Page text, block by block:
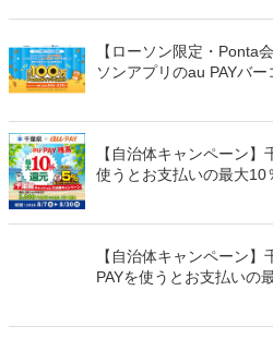
【ローソン限定・Ponta
ソンアプリのau PAYバ
【自治体キャンペーン
使うとお支払いの最大10
【自治体キャンペーン
PAYを使うとお支払いの